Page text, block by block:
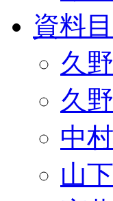
資料
久
久
中
山